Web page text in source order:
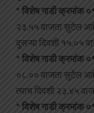
* विशेष गाडी क्रमांक
२३.५५ वाजता सुटेल
दुसऱ्या दिवशी १५.०५
* विशेष गाडी क्रमांक
०८.०० वाजता सुटेल
त्याच दिवशी २३.४५
* विशेष गाडी क्रमांक